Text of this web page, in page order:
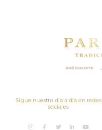
Sigue nuestro día a día en redes
sociales